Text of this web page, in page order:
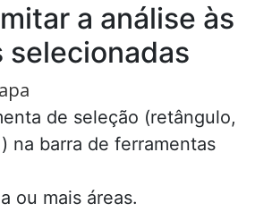
a análise às
selecionadas
de seleção (retângulo,
na barra de ferramentas
ou mais áreas.